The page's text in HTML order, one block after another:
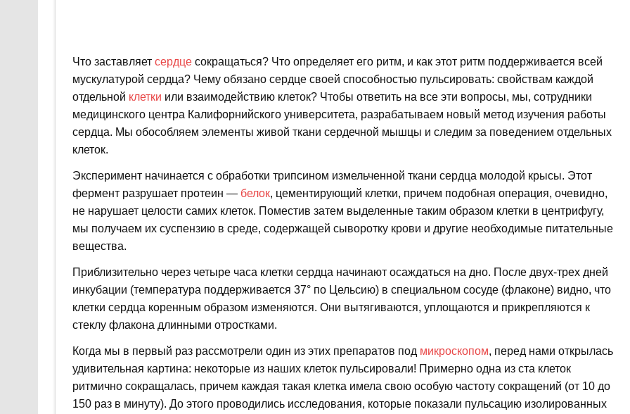
Что заставляет сердцесокращаться? Что определяет его ритм, и как этот ритм поддерживается всей
мускулатурой сердца? Чему обязано сердце своей способностью пульсировать: свойствам каждой
отдельной клетки или взаимодействию клеток? Чтобы ответить на все эти вопросы, мы, сотрудники
медицинского центра Калифорнийского университета, разрабатываем новый метод изучения работы
сердца. Мы обособляем элементы живой ткани сердечной мышцы и следим за поведением отдельных
клеток.
Эксперимент начинается с обработки трипсином измельченной ткани сердца молодой крысы. Этот
фермент разрушает протеин — белок, цементирующий клетки, причем подобная операция, очевидно,
не нарушает целости самих клеток. Поместив затем выделенные таким образом клетки в центрифугу,
мы получаем их суспензию в среде, содержащей сыворотку крови и другие необходимые питательные
вещества.
Приблизительно через четыре часа клетки сердца начинают осаждаться на дно. После двух-трех дней
инкубации (температура поддерживается 37° по Цельсию) в специальном сосуде (флаконе) видно, что
клетки сердца коренным образом изменяются. Они вытягиваются, уплощаются и прикрепляются к
стеклу флакона длинными отростками.
Когда мы в первый раз рассмотрели один из этих препаратов под микроскопом, перед нами открылась
удивительная картина: некоторые из наших клеток пульсировали! Примерно одна из ста клеток
ритмично сокращалась, причем каждая такая клетка имела свою особую частоту сокращений (от 10 до
150 раз в минуту). До этого проводились исследования, которые показали пульсацию изолированных